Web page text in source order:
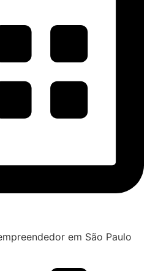
em São Paulo